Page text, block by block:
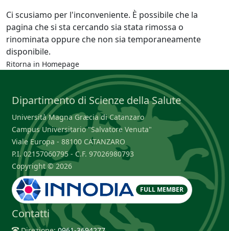
Ci scusiamo per l'inconveniente. È possibile che la
pagina che si sta cercando sia stata rimossa o
rinominata oppure che non sia temporaneamente
disponibile.
Ritorna in Homepage
Dipartimento di Scienze della Salute
Università Magna Græcia di Catanzaro
Campus Universitario "Salvatore Venuta"
Viale Europa - 88100 CATANZARO
P.I. 02157060795 - C.F. 97026980793
Copyright © 2026
FULL MEMBER
Contatti